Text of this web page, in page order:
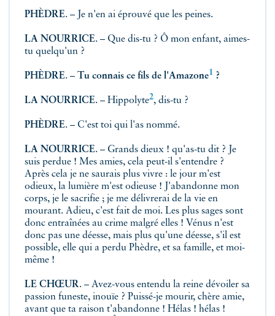
PHÈDRE. – Je n'en ai éprouvé que les peines.
LA NOURRICE. – Que dis-tu ? Ô mon enfant, aimes-
tu quelqu'un ?
PHÈDRE. – Tu connais ce fils de l'Amazone1 ?
LA NOURRICE. – Hippolyte2, dis-tu ?
PHÈDRE. – C'est toi qui l'as nommé.
LA NOURRICE. – Grands dieux ! qu'as-tu dit ? Je
suis perdue ! Mes amies, cela peut-il s'entendre ?
Après cela je ne saurais plus vivre : le jour m'est
odieux, la lumière m'est odieuse ! J'abandonne mon
corps, je le sacrifie ; je me délivrerai de la vie en
mourant. Adieu, c'est fait de moi. Les plus sages sont
donc entraînées au crime malgré elles ! Vénus n'est
donc pas une déesse, mais plus qu'une déesse, s'il est
possible, elle qui a perdu Phèdre, et sa famille, et moi-
même !
LE CHŒUR. – Avez-vous entendu la reine dévoiler sa
passion funeste, inouïe ? Puissé-je mourir, chère amie,
avant que ta raison t'abandonne ! Hélas ! hélas !